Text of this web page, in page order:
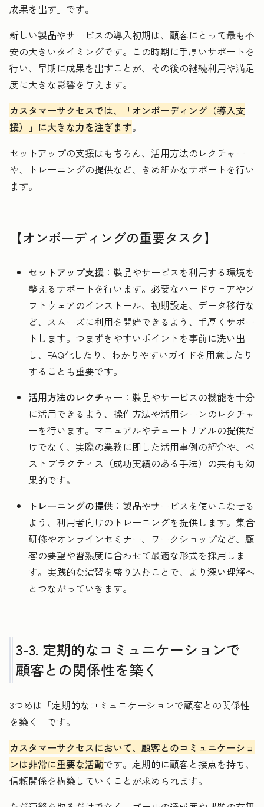
成果を出す」です。
新しい製品やサービスの導入初期は、顧客にとって最も不
安の大きいタイミングです。この時期に手厚いサポートを
行い、早期に成果を出すことが、その後の継続利用や満足
度に大きな影響を与えます。
カスタマーサクセスでは、「オンボーディング（導入支
援）」に大きな力を注ぎます。
セットアップの支援はもちろん、活用方法のレクチャー
や、トレーニングの提供など、きめ細かなサポートを行い
ます。
【オンボーディングの重要タスク】
セットアップ支援 ：製品やサービスを利用する環境を
整えるサポートを行います。必要なハードウェアやソ
フトウェアのインストール、初期設定、データ移行な
ど、スムーズに利用を開始できるよう、手厚くサポー
トします。つまずきやすいポイントを事前に洗い出
し、FAQ化したり、わかりやすいガイドを用意したり
することも重要です。
活用方法のレクチャー ：製品やサービスの機能を十分
に活用できるよう、操作方法や活用シーンのレクチャ
ーを行います。マニュアルやチュートリアルの提供だ
けでなく、実際の業務に即した活用事例の紹介や、ベ
ストプラクティス（成功実績のある手法）の共有も効
果的です。
トレーニングの提供 ：製品やサービスを使いこなせる
よう、利用者向けのトレーニングを提供します。集合
研修やオンラインセミナー、ワークショップなど、顧
客の要望や習熟度に合わせて最適な形式を採用しま
す。実践的な演習を盛り込むことで、より深い理解へ
とつながっていきます。
3-3. 定期的なコミュニケーションで
顧客との関係性を築く
3つめは「定期的なコミュニケーションで顧客との関係性
を築く」です。
カスタマーサクセスにおいて、顧客とのコミュニケーショ
ンは非常に重要な活動です。定期的に顧客と接点を持ち、
信頼関係を構築していくことが求められます。